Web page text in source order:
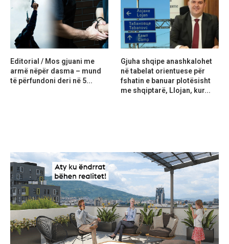
Editorial / Mos gjuani me
armë nëpër dasma – mund
të përfundoni deri në 5...
Gjuha shqipe anashkalohet
në tabelat orientuese për
fshatin e banuar plotësisht
me shqiptarë, Llojan, kur...